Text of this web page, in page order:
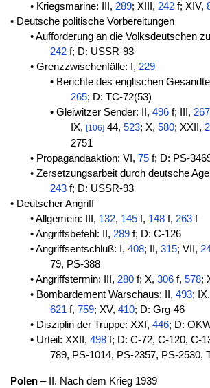
• Kriegsmarine: III, 289; XIII, 242f; XIV,
• Deutsche politische Vorbereitungen
• Aufforderung an die Volksdeutschen
242 f; D: USSR-93
• Grenzzwischenfälle: I, 229
• Berichte des englischen
265; D: TC-72(53)
• Gleiwitzer Sender: II,496 f; III,267
IX, [106]44, 523; X, 580; XXII,
2751
• Propagandaaktion: VI, 75f; D: PS-
• Zersetzungsarbeit durch deutsche
243 f; D: USSR-93
• Deutscher Angriff
• Allgemein: III, 132, 145f, 148f, 263f
• Angriffsbefehl: II, 289f; D: C-126
• Angriffsentschluß: I, 408; II, 315; VII,
79, PS-388
• Angriffstermin: III, 280f; X, 306f, 578;
• Bombardement Warschaus: II, 493; IX,
621 f,759; XV,410; D: Grg-46
• Disziplin der Truppe: XXI, 446; D:
• Urteil: XXII, 498f; D: C-72, C-120, C-
789, PS-1014, PS-2357, PS-2530,
Polen– II. Nach dem Krieg 1939